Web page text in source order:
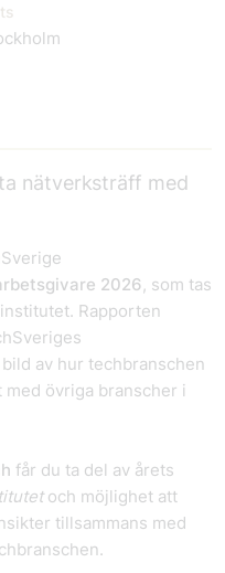
nätverksträff med
2026, som tas
Rapporten
av hur techbranschen
övriga branscher i
får du ta del av årets
och möjlighet att
tillsammans med